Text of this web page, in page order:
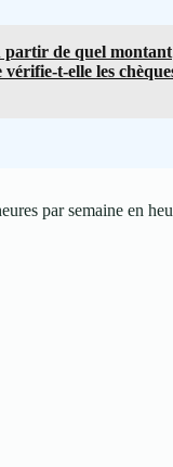
partir de quel montant
vérifie-t-elle les
par semaine en